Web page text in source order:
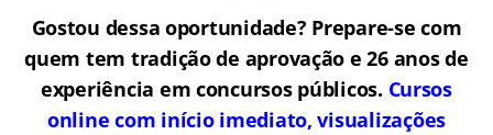
Gostou dessa oportunidade? Prepare-se com
quem tem tradição de aprovação e 26 anos de
experiência em concursos públicos. Cursos
online com início imediato, visualizações